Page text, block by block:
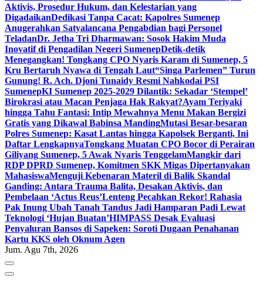
Aktivis, Prosedur Hukum, dan Kelestarian yang
DigadaikanDedikasi Tanpa Cacat: Kapolres Sumenep
Anugerahkan Satyalancana Pengabdian bagi Personel
TeladanDr. Jetha Tri Dharmawan: Sosok Hakim Muda
Inovatif di Pengadilan Negeri SumenepDetik-detik
Menegangkan! Tongkang CPO Nyaris Karam di Sumenep, 5
Kru Bertaruh Nyawa di Tengah Laut“Singa Parlemen” Turun
Gunung! R. Ach. Djoni Tunaidy Resmi Nahkodai PSI
SumenepKI Sumenep 2025-2029 Dilantik: Sekadar ‘Stempel’
Birokrasi atau Macan Penjaga Hak Rakyat?Ayam Teriyaki
hingga Tahu Fantasi: Intip Mewahnya Menu Makan Bergizi
Gratis yang Dikawal Babinsa MandingMutasi Besar-besaran
Polres Sumenep: Kasat Lantas hingga Kapolsek Berganti, Ini
Daftar LengkapnyaTongkang Muatan CPO Bocor di Perairan
Giliyang Sumenep, 5 Awak Nyaris TenggelamMangkir dari
RDP DPRD Sumenep, Komitmen SKK Migas Dipertanyakan
MahasiswaMenguji Kebenaran Materil di Balik Skandal
Ganding: Antara Trauma Balita, Desakan Aktivis, dan
Pembelaan ‘Actus Reus’Lenteng Pecahkan Rekor! Rahasia
Pak Inung Ubah Tanah Tandus Jadi Hamparan Padi Lewat
Teknologi ‘Hujan Buatan’HIMPASS Desak Evaluasi
Penyaluran Bansos di Sapeken: Soroti Dugaan Penahanan
Kartu KKS oleh Oknum Agen
Jum. Agu 7th, 2026